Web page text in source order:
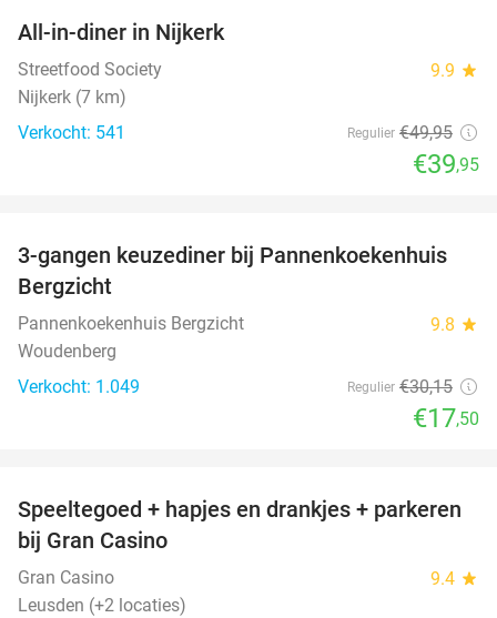
All-in-diner in Nijkerk
Streetfood Society 9.9 star
Nijkerk (7 km)
Verkocht: 541
Regulier €49,95
€39,95
42%
3-gangen keuzediner bij Pannenkoekenhuis
Bergzicht
Pannenkoekenhuis Bergzicht 9.8 star
Woudenberg
Verkocht: 1.049
Regulier €30,15
€17,50
50%
Speeltegoed + hapjes en drankjes + parkeren
bij Gran Casino
Gran Casino 9.4 star
Leusden (+2 locaties)